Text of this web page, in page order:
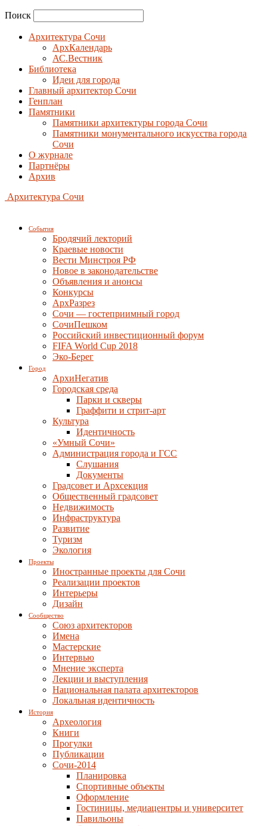
Поиск
Архитектура Сочи
АрхКалендарь
АС.Вестник
Библиотека
Идеи для города
Главный архитектор Сочи
Генплан
Памятники
Памятники архитектуры города Сочи
Памятники монументального искусства города
Сочи
О журнале
Партнёры
Архив
Архитектура Сочи
События
Бродячий лекторий
Краевые новости
Вести Минстроя РФ
Новое в законодательстве
Объявления и анонсы
Конкурсы
АрхРазрез
Сочи — гостеприимный город
СочиПешком
Российский инвестиционный форум
FIFA World Cup 2018
Эко-Берег
Город
АрхиНегатив
Городская среда
Парки и скверы
Граффити и стрит-арт
Культура
Идентичность
«Умный Сочи»
Администрация города и ГСС
Слушания
Документы
Градсовет и Архсекция
Общественный градсовет
Недвижимость
Инфраструктура
Развитие
Туризм
Экология
Проекты
Иностранные проекты для Сочи
Реализации проектов
Интерьеры
Дизайн
Сообщество
Союз архитекторов
Имена
Мастерские
Интервью
Мнение эксперта
Лекции и выступления
Национальная палата архитекторов
Локальная идентичность
История
Археология
Книги
Прогулки
Публикации
Сочи-2014
Планировка
Спортивные объекты
Оформление
Гостиницы, медиацентры и университет
Павильоны